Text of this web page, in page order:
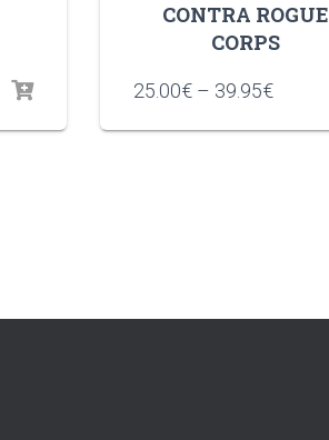
CONTRA ROGUE
CORPS
25.00€ – 39.95€